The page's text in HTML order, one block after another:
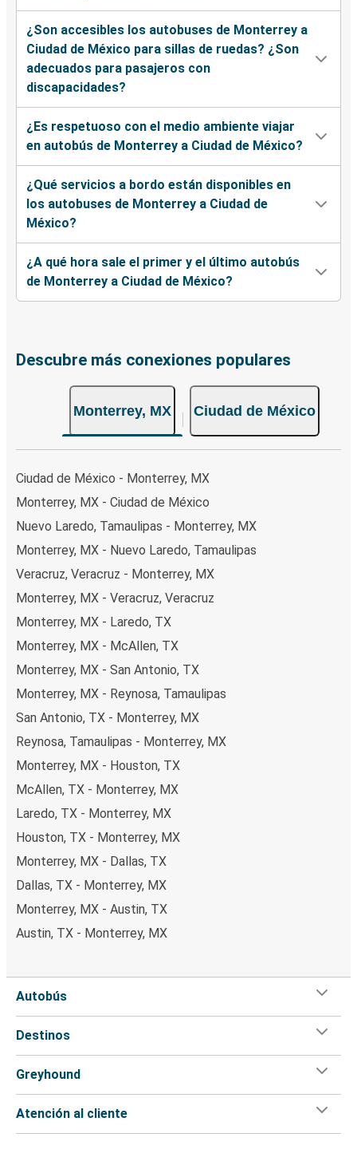
¿Son accesibles los autobuses de Monterrey a
Ciudad de México para sillas de ruedas? ¿Son
adecuados para pasajeros con
discapacidades?
¿Es respetuoso con el medio ambiente viajar
en autobús de Monterrey a Ciudad de México?
¿Qué servicios a bordo están disponibles en
los autobuses de Monterrey a Ciudad de
México?
¿A qué hora sale el primer y el último autobús
de Monterrey a Ciudad de México?
Descubre más conexiones populares
Monterrey, MX Ciudad de México
Ciudad de México - Monterrey, MX
Monterrey, MX - Ciudad de México
Nuevo Laredo, Tamaulipas - Monterrey, MX
Monterrey, MX - Nuevo Laredo, Tamaulipas
Veracruz, Veracruz - Monterrey, MX
Monterrey, MX - Veracruz, Veracruz
Monterrey, MX - Laredo, TX
Monterrey, MX - McAllen, TX
Monterrey, MX - San Antonio, TX
Monterrey, MX - Reynosa, Tamaulipas
San Antonio, TX - Monterrey, MX
Reynosa, Tamaulipas - Monterrey, MX
Monterrey, MX - Houston, TX
McAllen, TX - Monterrey, MX
Laredo, TX - Monterrey, MX
Houston, TX - Monterrey, MX
Monterrey, MX - Dallas, TX
Dallas, TX - Monterrey, MX
Monterrey, MX - Austin, TX
Austin, TX - Monterrey, MX
Autobús
Destinos
Greyhound
Atención al cliente